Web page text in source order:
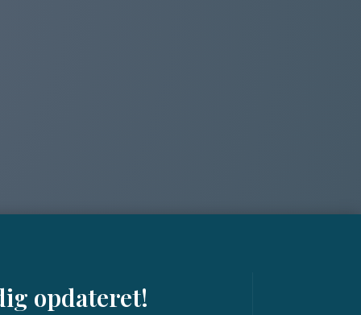
opdateret!